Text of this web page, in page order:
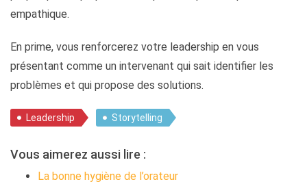
empathique.
En prime, vous renforcerez votre leadership en vous
présentant comme un intervenant qui sait identifier les
problèmes et qui propose des solutions.
Leadership Storytelling
Vous aimerez aussi lire :
La bonne hygiène de l’orateur